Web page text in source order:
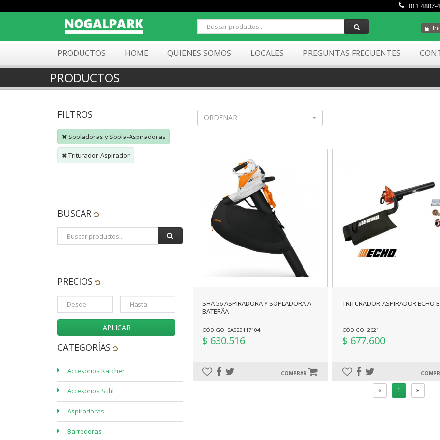
011 4807-
PRODUCTOS HOME QUIENES SOMOS LOCALES PREGUNTAS FRECUENTES
PRODUCTOS
FILTROS
Sopladoras y Sopla-Aspiradoras
Triturador-Aspirador
BUSCAR
PRECIOS
APLICAR
CATEGORÍAS
Accesorios Karcher
Accesorios Stihl
Aspiradoras
Barredoras
ORDENAR
SHA 56 ASPIRADORA Y SOPLADORA A
BATERÃA
CÓDIGO: SA020117104
$ 630.516
COMPRAR
TRITURADOR-ASPIRADOR ECHO
CÓDIGO: 2621
$ 677.600
« 1 »